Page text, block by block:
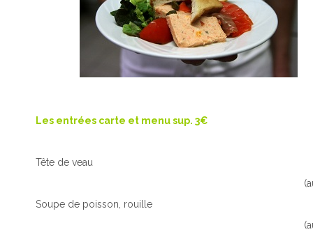
Les entrées carte et menu sup. 3€
Tête de veau
Soupe de poisson, rouille